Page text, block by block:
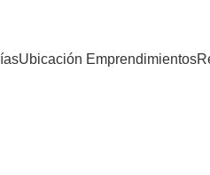
Ubicación Emprendimientos